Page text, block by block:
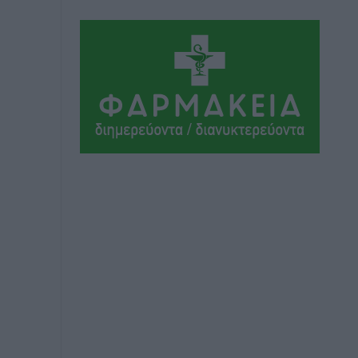
Φώτης Γιαννακός στον RV: Με
αυξημένες πληρότητες η Λέρος, στόχος
η επιμήκυνση της τουριστικής σεζόν
Τοπικές Ειδήσεις• πριν 3 ώρες
Α.Σ. Ρόδος: Πρώτη… στην νέα σελίδα
των «ελαφιών» (φωτορεπορτάζ)